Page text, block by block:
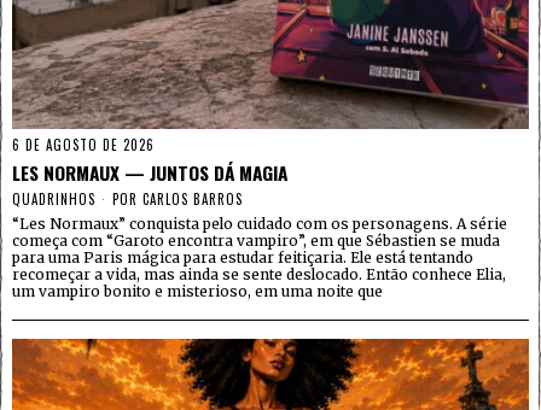
6 DE AGOSTO DE 2026
LES NORMAUX — JUNTOS DÁ MAGIA
QUADRINHOS POR CARLOS BARROS
“Les Normaux” conquista pelo cuidado com os personagens. A série
começa com “Garoto encontra vampiro”, em que Sébastien se muda
para uma Paris mágica para estudar feitiçaria. Ele está tentando
recomeçar a vida, mas ainda se sente deslocado. Então conhece Elia,
um vampiro bonito e misterioso, em uma noite que